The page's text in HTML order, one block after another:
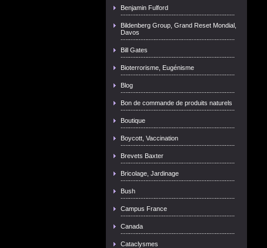
Benjamin Fulford
Bildenberg Group, Grand Reset Mondial,
Davos
Bill Gates
Bioterrorisme, Eugénisme
Blog
Bon de commande de produits naturels
Boutique
Boycott, Vaccination
Brevets Baxter
Bricolage, Jardinage
Bush
Campus France
Canada
Cataclysmes